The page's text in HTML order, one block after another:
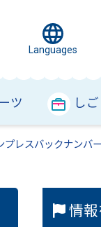
Languages
ツ し
プレスバックナンバー
情